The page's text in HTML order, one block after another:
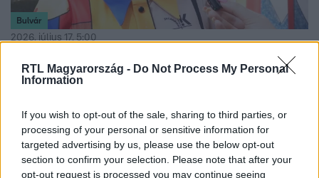
RTL Magyarország - Do Not Process My Personal
Information
If you wish to opt-out of the sale, sharing to third parties, or
processing of your personal or sensitive information for
targeted advertising by us, please use the below opt-out
section to confirm your selection. Please note that after your
opt-out request is processed you may continue seeing
Bulvár
2026. július 17. 5:00
Takács Zsuzska Zámbó Krisztiánról: "Bujkál, mert
hollywoodi mosolya lesz"
menyasszonya, Takács Zsuzska esküvőjére. Ám a nagy
nap részleteiről nincs teljes egyetértés a pár között.